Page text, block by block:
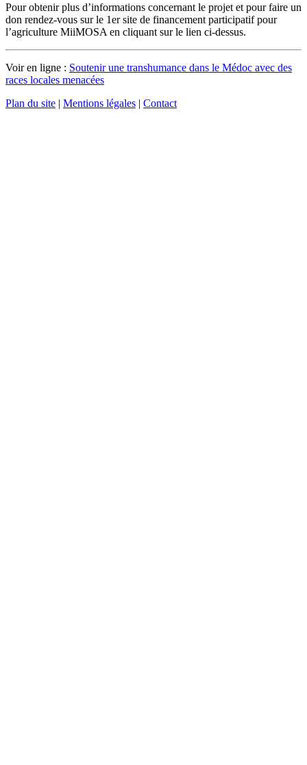
Pour obtenir plus d’informations concernant le projet et pour faire un
don rendez-vous sur le 1er site de financement participatif pour
l’agriculture MiiMOSA en cliquant sur le lien ci-dessus.
Voir en ligne : Soutenir une transhumance dans le Médoc avec des
races locales menacées
Plan du site | Mentions légales | Contact